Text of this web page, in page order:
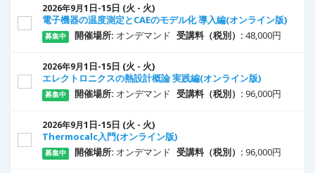
2026年9月1 日-15日 (火 - 火)
電子機器の温度測定とCAEのモデル化 導入編(オンライン版)
募集中 開催場所: オンデマンド 受講料（税別）: 48,000円
2026年9月1 日-15日 (火 - 火)
エレクトロニクスの熱設計概論 実践編(オンライン版)
募集中 開催場所: オンデマンド 受講料（税別）: 96,000円
2026年9月1 日-15日 (火 - 火)
Thermocalc入門(オンライン版)
募集中 開催場所: オンデマンド 受講料（税別）: 96,000円